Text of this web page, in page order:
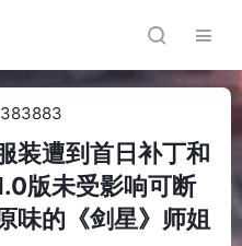
装遭到首日补丁和
版未受影响可断
味的《剑星》师姐